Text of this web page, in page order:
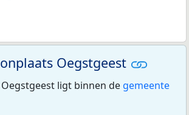
Oegstgeest
ligt binnen de gemeente